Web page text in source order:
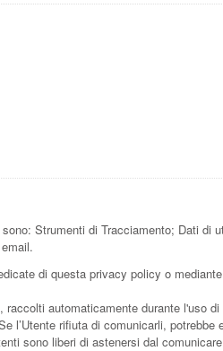
Strumenti di Tracciamento; Dati di
di questa privacy policy o
automaticamente durante l'uso
rifiuta di comunicarli,
sono liberi di astenersi dal